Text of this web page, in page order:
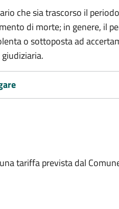
che sia trascorso il
di morte; in genere, il
o sottoposta ad
tariffa prevista dal